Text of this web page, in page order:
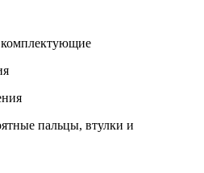
пальцы, втулки и